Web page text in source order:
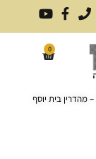
0
– מהדרין בית יוסף